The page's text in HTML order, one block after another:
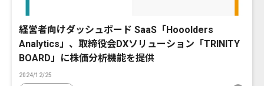
経営者向けダッシュボード SaaS「Hooolders
Analytics」、取締役会DXソリューション「TRINITY
BOARD」に株価分析機能を提供
2024/12/25